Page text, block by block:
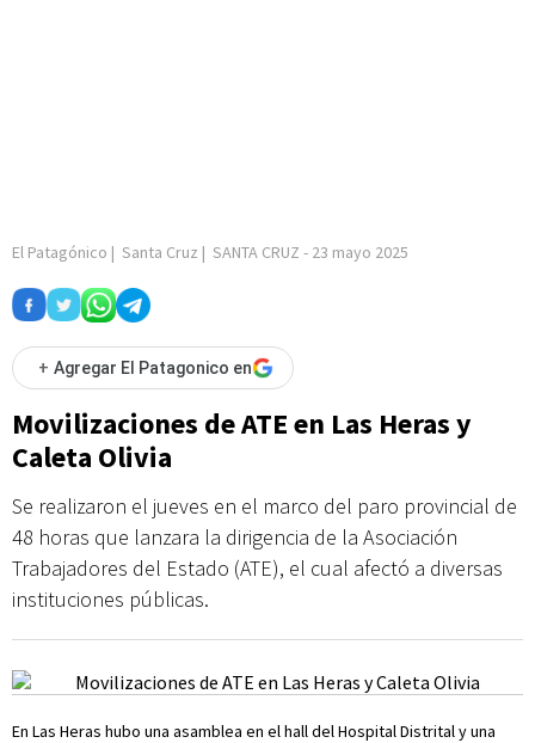
El Patagónico | Santa Cruz | SANTA CRUZ - 23 mayo 2025
+ Agregar El Patagonico en
Movilizaciones de ATE en Las Heras y
Caleta Olivia
Se realizaron el jueves en el marco del paro provincial de
48 horas que lanzara la dirigencia de la Asociación
Trabajadores del Estado (ATE), el cual afectó a diversas
instituciones públicas.
En Las Heras hubo una asamblea en el hall del Hospital Distrital y una